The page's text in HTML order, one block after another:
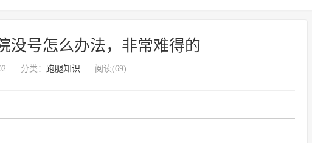
没号怎么办法，非常难得的
分类： 跑腿知识 阅读(69)